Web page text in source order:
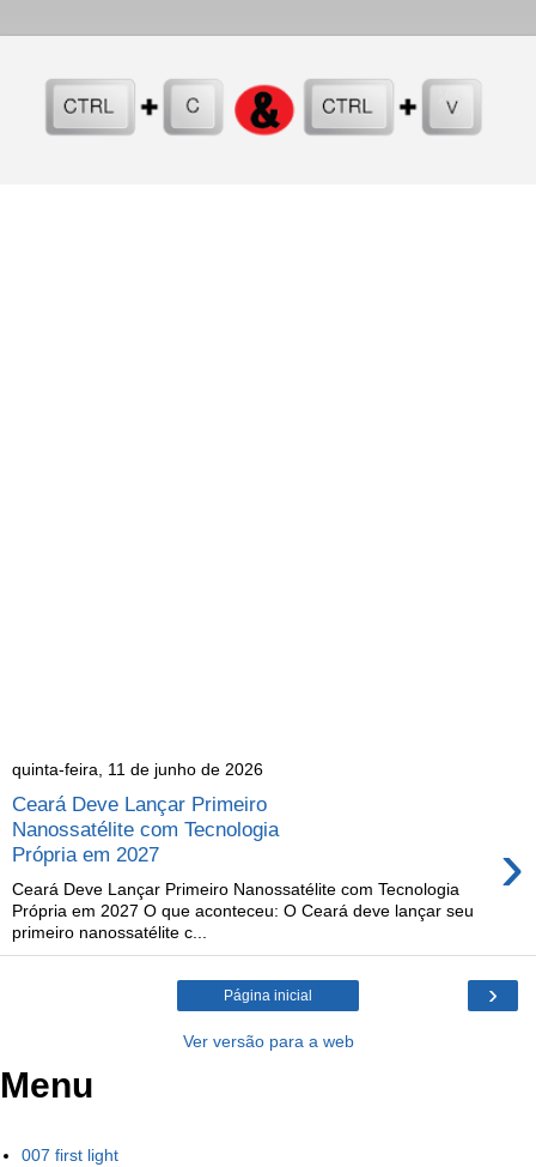
quinta-feira, 11 de junho de 2026
Ceará Deve Lançar Primeiro
Nanossatélite com Tecnologia
Própria em 2027
›
Ceará Deve Lançar Primeiro Nanossatélite com Tecnologia
Própria em 2027 O que aconteceu: O Ceará deve lançar seu
primeiro nanossatélite c...
›
Página inicial
Ver versão para a web
Menu
007 first light